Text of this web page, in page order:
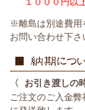
※離島は別途費用
お問い合わせ下さ
〈 お引き渡しの
ご注文のご入金